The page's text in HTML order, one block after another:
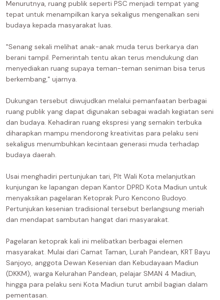
Menurutnya, ruang publik seperti PSC menjadi tempat yang
tepat untuk menampilkan karya sekaligus mengenalkan seni
budaya kepada masyarakat luas.
"Senang sekali melihat anak-anak muda terus berkarya dan
berani tampil. Pemerintah tentu akan terus mendukung dan
menyediakan ruang supaya teman-teman seniman bisa terus
berkembang," ujarnya.
Dukungan tersebut diwujudkan melalui pemanfaatan berbagai
ruang publik yang dapat digunakan sebagai wadah kegiatan seni
dan budaya. Kehadiran ruang ekspresi yang semakin terbuka
diharapkan mampu mendorong kreativitas para pelaku seni
sekaligus menumbuhkan kecintaan generasi muda terhadap
budaya daerah.
Usai menghadiri pertunjukan tari, Plt Wali Kota melanjutkan
kunjungan ke lapangan depan Kantor DPRD Kota Madiun untuk
menyaksikan pagelaran Ketoprak Puro Kencono Budoyo.
Pertunjukan kesenian tradisional tersebut berlangsung meriah
dan mendapat sambutan hangat dari masyarakat.
Pagelaran ketoprak kali ini melibatkan berbagai elemen
masyarakat. Mulai dari Camat Taman, Lurah Pandean, KRT Bayu
Sanjoyo, anggota Dewan Kesenian dan Kebudayaan Madiun
(DKKM), warga Kelurahan Pandean, pelajar SMAN 4 Madiun,
hingga para pelaku seni Kota Madiun turut ambil bagian dalam
pementasan.